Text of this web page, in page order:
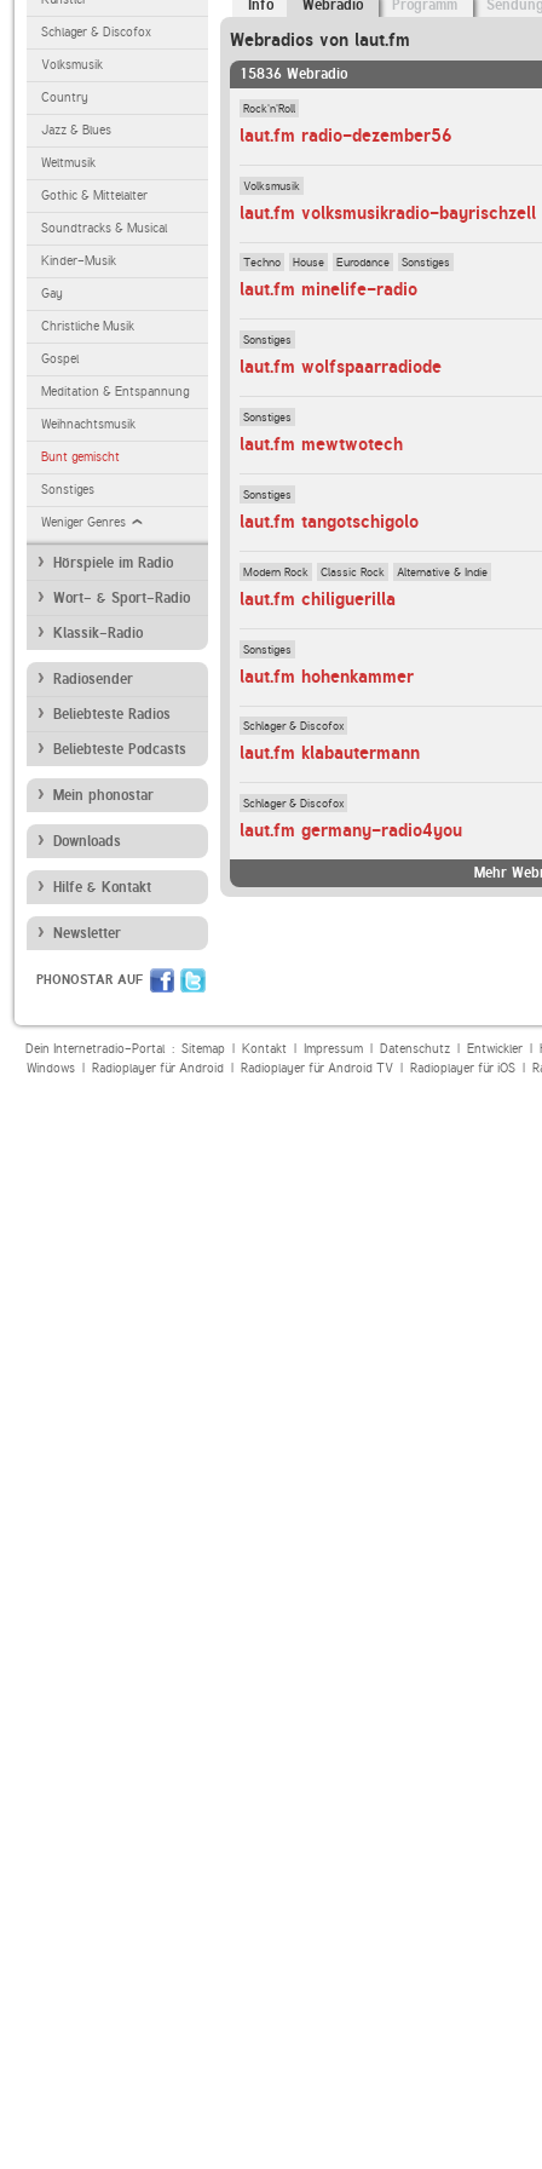
Schlager & Discofox
Volksmusik
Country
Jazz & Blues
Weltmusik
Gothic & Mittelalter
Soundtracks & Musical
Kinder-Musik
Gay
Christliche Musik
Gospel
Meditation & Entspannung
Weihnachtsmusik
Bunt gemischt
Sonstiges
Weniger Genres
Hörspiele im Radio
Wort- & Sport-Radio
Klassik-Radio
Radiosender
Beliebteste Radios
Beliebteste Podcasts
Mein phonostar
Downloads
Hilfe & Kontakt
Newsletter
PHONOSTAR AUF
Info Webradio Programm
Webradios von laut.fm
15836 Webradio
Rock'n'Roll
laut.fm radio-dezember56
Volksmusik
laut.fm volksmusikradio-bayrischzell
Techno House Eurodance Sonstiges
laut.fm minelife-radio
Sonstiges
laut.fm wolfspaarradiode
Sonstiges
laut.fm mewtwotech
Sonstiges
laut.fm tangotschigolo
Modern Rock Classic Rock Alternative & Indie
laut.fm chiliguerilla
Sonstiges
laut.fm hohenkammer
Schlager & Discofox
laut.fm klabautermann
Schlager & Discofox
laut.fm germany-radio4you
Mehr
Dein Internetradio-Portal : Sitemap| Kontakt| Impressum| Datenschutz| Entwickler|
Windows| Radioplayer für Android| Radioplayer für Android TV| Radioplayer für iOS|